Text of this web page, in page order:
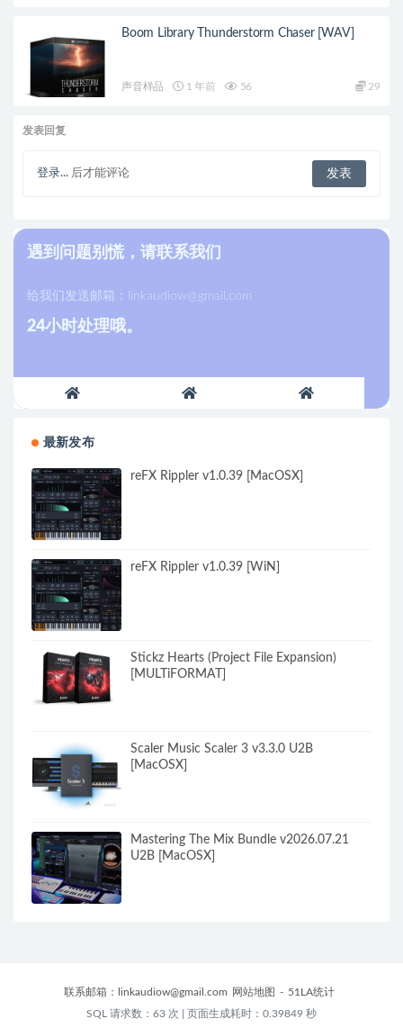
Boom Library Thunderstorm Chaser [WAV]
声音样品 1 年前 56 29
发表回复
登录... 后才能评论
遇到问题别慌，请联系我们
给我们发送邮箱： linkaudiow@gmail.com
24小时处理哦。
最新发布
reFX Rippler v1.0.39 [MacOSX]
reFX Rippler v1.0.39 [WiN]
Stickz Hearts (Project File Expansion)
[MULTiFORMAT]
Scaler Music Scaler 3 v3.3.0 U2B
[MacOSX]
Mastering The Mix Bundle v2026.07.21
U2B [MacOSX]
联系邮箱： linkaudiow@gmail.com 网站地图 - 51LA统计
SQL 请求数：63 次
页面生成耗时：0.39849 秒